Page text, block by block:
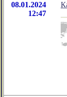
08.01.2024
12:47